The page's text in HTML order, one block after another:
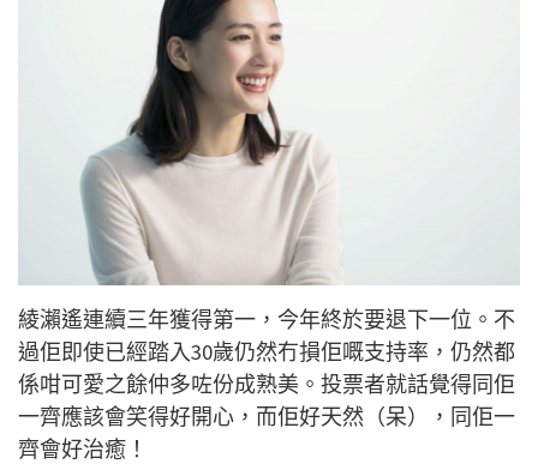
綾瀨遙連續三年獲得第一，今年終於要退下一位。不
過佢即使已經踏入30歲仍然冇損佢嘅支持率，仍然都
係咁可愛之餘仲多咗份成熟美。投票者就話覺得同佢
一齊應該會笑得好開心，而佢好天然（呆），同佢一
齊會好治癒！